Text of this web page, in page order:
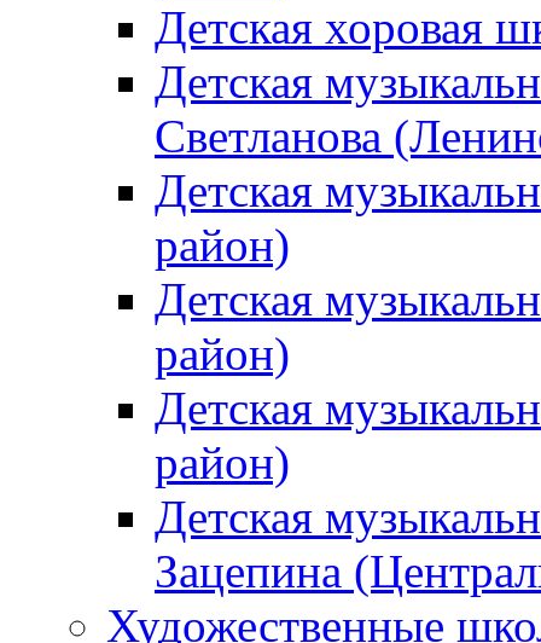
Детская хоровая
Детская
Светланова
Детская
район)
Детская
район)
Детская
район)
Детская
Зацепина
Художественные